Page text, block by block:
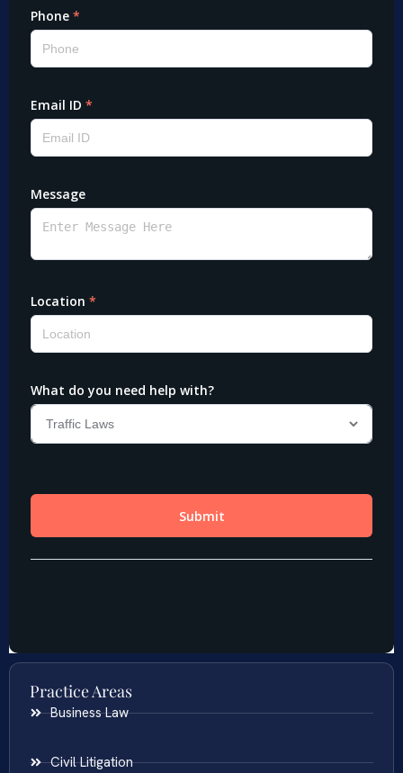
Practice Areas
Business Law
Civil Litigation